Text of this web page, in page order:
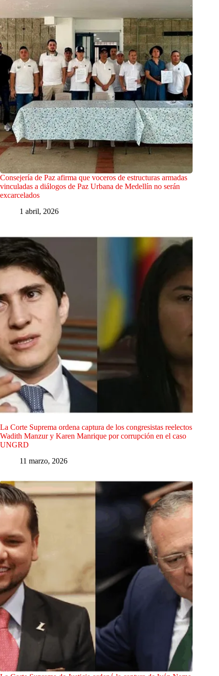
Consejería de Paz afirma que voceros de estructuras armadas
vinculadas a diálogos de Paz Urbana de Medellín no serán
excarcelados
1 abril, 2026
La Corte Suprema ordena captura de los congresistas reelectos
Wadith Manzur y Karen Manrique por corrupción en el caso
UNGRD
11 marzo, 2026